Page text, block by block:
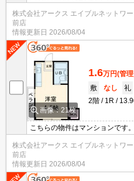
削減できます。初期費用を抑え
ションがあります。学生さんに
いです。こちらは南向きのマン
なっていて、アクセスが良いです
株式会社アークス エイブルネットワ
前店
情報更新日 2026/08/04
画像：21枚
1.6万円(管
敷
なし 礼
2階
1R
こちらの物件はマンションです
ン付きの物件で、温度管理が楽
には非常に魅力的。2駅利用が
ションです。
株式会社アークス エイブルネットワ
前店
情報更新日 2026/08/04